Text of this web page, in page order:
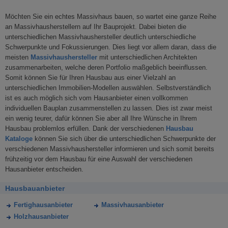
Möchten Sie ein echtes Massivhaus bauen, so wartet eine ganze Reihe
an Massivhausherstellern auf Ihr Bauprojekt. Dabei bieten die
unterschiedlichen Massivhaushersteller deutlich unterschiedliche
Schwerpunkte und Fokussierungen. Dies liegt vor allem daran, dass die
meisten Massivhaushersteller mit unterschiedlichen Architekten
zusammenarbeiten, welche deren Portfolio maßgeblich beeinflussen.
Somit können Sie für Ihren Hausbau aus einer Vielzahl an
unterschiedlichen Immobilien-Modellen auswählen. Selbstverständlich
ist es auch möglich sich vom Hausanbieter einen vollkommen
individuellen Bauplan zusammenstellen zu lassen. Dies ist zwar meist
ein wenig teurer, dafür können Sie aber all Ihre Wünsche in Ihrem
Hausbau problemlos erfüllen. Dank der verschiedenen Hausbau
Kataloge können Sie sich über die unterschiedlichen Schwerpunkte der
verschiedenen Massivhaushersteller informieren und sich somit bereits
frühzeitig vor dem Hausbau für eine Auswahl der verschiedenen
Hausanbieter entscheiden.
Hausbauanbieter
Fertighausanbieter
Massivhausanbieter
Holzhausanbieter